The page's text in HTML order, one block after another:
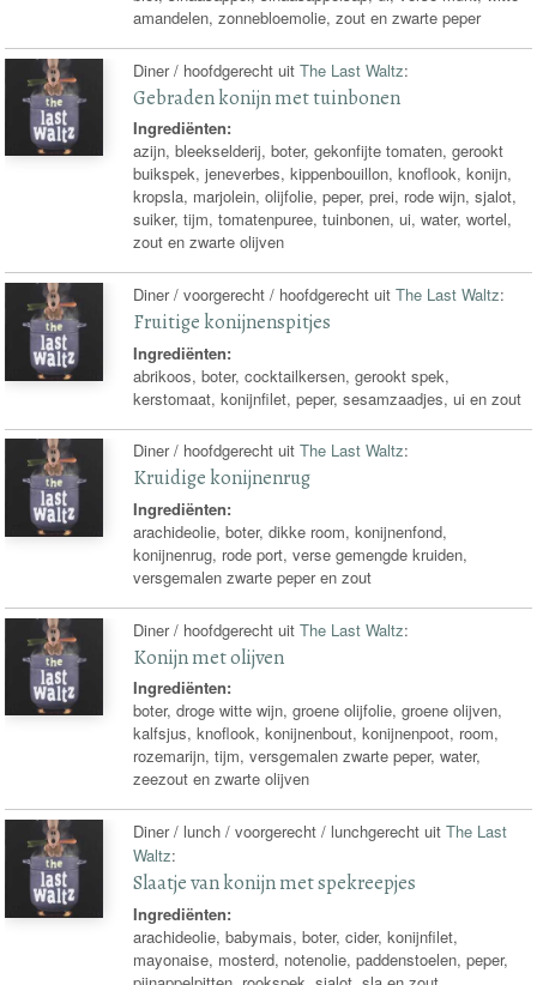
amandelen, zonnebloemolie, zout en zwarte peper
Diner / hoofdgerecht uitThe Last Waltz:
Gebraden konijn met tuinbonen
Ingrediënten:
azijn, bleekselderij, boter, gekonfijte tomaten, gerookt
buikspek, jeneverbes, kippenbouillon, knoflook, konijn,
kropsla, marjolein, olijfolie, peper, prei, rode wijn, sjalot,
suiker, tijm, tomatenpuree, tuinbonen, ui, water, wortel,
zout en zwarte olijven
Diner / voorgerecht / hoofdgerecht uitThe Last Waltz:
Fruitige konijnenspitjes
Ingrediënten:
abrikoos, boter, cocktailkersen, gerookt spek,
kerstomaat, konijnfilet, peper, sesamzaadjes, ui en zout
Diner / hoofdgerecht uitThe Last Waltz:
Kruidige konijnenrug
Ingrediënten:
arachideolie, boter, dikke room, konijnenfond,
konijnenrug, rode port, verse gemengde kruiden,
versgemalen zwarte peper en zout
Diner / hoofdgerecht uitThe Last Waltz:
Konijn met olijven
Ingrediënten:
boter, droge witte wijn, groene olijfolie, groene olijven,
kalfsjus, knoflook, konijnenbout, konijnenpoot, room,
rozemarijn, tijm, versgemalen zwarte peper, water,
zeezout en zwarte olijven
Diner / lunch / voorgerecht / lunchgerecht uitThe Last
Waltz:
Slaatje van konijn met spekreepjes
Ingrediënten:
arachideolie, babymais, boter, cider, konijnfilet,
mayonaise, mosterd, notenolie, paddenstoelen, peper,